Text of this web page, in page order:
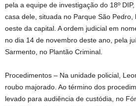
pela a equipe de investigação do 18º
casa dele, situada no Parque São Pedro,
oeste da capital. A ordem judicial em
no dia 14 de novembro deste ano, pela
Sarmento, no Plantão Criminal.
Procedimentos – Na unidade policial,
roubo majorado. Ao término dos
levado para audiência de custódia, no